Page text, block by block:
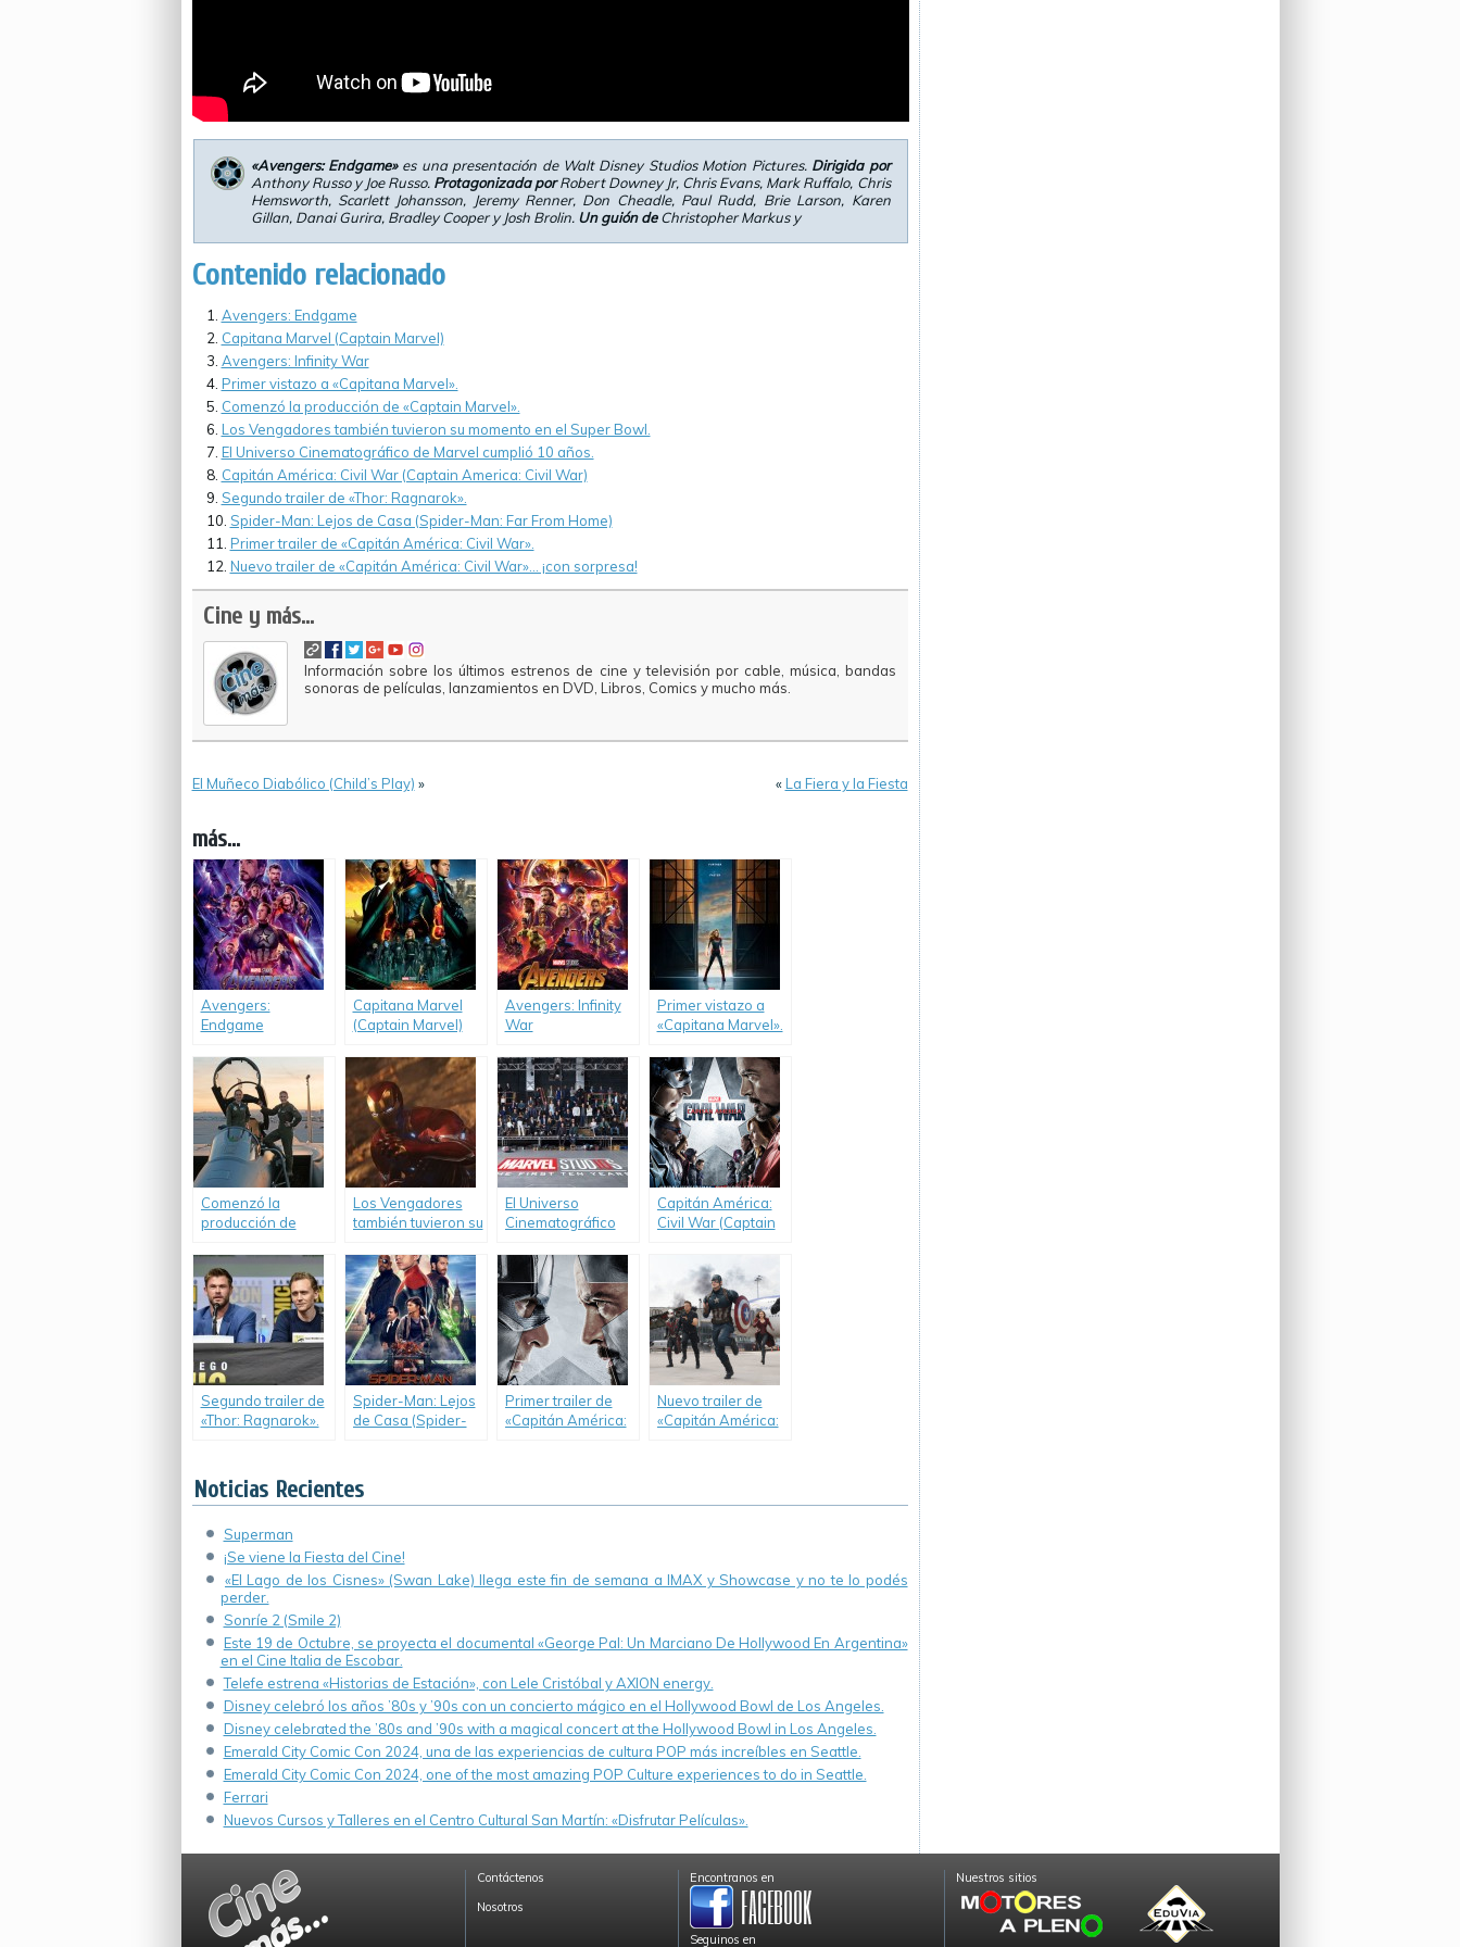
«Avengers: Endgame»es una presentación de Walt Disney Studios Motion Pictures. Dirigida por
Anthony Russo y Joe Russo. Protagonizada porRobert Downey Jr, Chris Evans, Mark Ruffalo, Chris
Hemsworth, Scarlett Johansson, Jeremy Renner, Don Cheadle, Paul Rudd, Brie Larson, Karen
Gillan, Danai Gurira, Bradley Cooper y Josh Brolin. Un guión deChristopher Markus y
Contenido relacionado
Avengers: Endgame
Capitana Marvel (Captain Marvel)
Avengers: Infinity War
Primer vistazo a «Capitana Marvel».
Comenzó la producción de «Captain Marvel».
Los Vengadores también tuvieron su momento en el Super Bowl.
El Universo Cinematográfico de Marvel cumplió 10 años.
Capitán América: Civil War (Captain America: Civil War)
Segundo trailer de «Thor: Ragnarok».
Spider-Man: Lejos de Casa (Spider-Man: Far From Home)
Primer trailer de «Capitán América: Civil War».
Nuevo trailer de «Capitán América: Civil War»… ¡con sorpresa!
Cine y más...
Información sobre los últimos estrenos de cine y televisión por cable, música, bandas
sonoras de películas, lanzamientos en DVD, Libros, Comics y mucho más.
El Muñeco Diabólico (Child’s Play) » «La Fiera y la Fiesta
más...
Avengers:
Endgame
Capitana Marvel
(Captain Marvel)
Avengers: Infinity
War
Primer vistazo a
«Capitana Marvel».
Comenzó la
producción de
Los Vengadores
también tuvieron su
Super Bowl.
El Universo
Cinematográfico
10 años.
Capitán América:
Civil War (Captain
Segundo trailer de
«Thor: Ragnarok».
Spider-Man: Lejos
de Casa (Spider-
Primer trailer de
«Capitán América:
Nuevo trailer de
«Capitán América:
Noticias Recientes
Superman
¡Se viene la Fiesta del Cine!
«El Lago de los Cisnes» (Swan Lake) llega este fin de semana a IMAX y Showcase y no te lo podés
perder.
Sonríe 2 (Smile 2)
Este 19 de Octubre, se proyecta el documental «George Pal: Un Marciano De Hollywood En Argentina»
en el Cine Italia de Escobar.
Telefe estrena «Historias de Estación», con Lele Cristóbal y AXION energy.
Disney celebró los años ’80s y ’90s con un concierto mágico en el Hollywood Bowl de Los Angeles.
Disney celebrated the ’80s and ’90s with a magical concert at the Hollywood Bowl in Los Angeles.
Emerald City Comic Con 2024, una de las experiencias de cultura POP más increíbles en Seattle.
Emerald City Comic Con 2024, one of the most amazing POP Culture experiences to do in Seattle.
Ferrari
Nuevos Cursos y Talleres en el Centro Cultural San Martín: «Disfrutar Películas».
Contáctenos
Nosotros
Encontranos en
Seguinos en
Nuestros sitios